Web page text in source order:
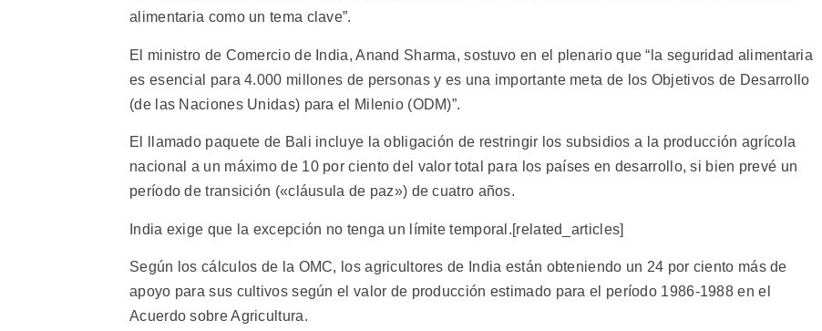
alimentaria como un tema clave”.
El ministro de Comercio de India, Anand Sharma, sostuvo en el plenario que “la seguridad alimentaria
es esencial para 4.000 millones de personas y es una importante meta de los Objetivos de Desarrollo
(de las Naciones Unidas) para el Milenio (ODM)”.
El llamado paquete de Bali incluye la obligación de restringir los subsidios a la producción agrícola
nacional a un máximo de 10 por ciento del valor total para los países en desarrollo, si bien prevé un
período de transición («cláusula de paz») de cuatro años.
India exige que la excepción no tenga un límite temporal.[related_articles]
Según los cálculos de la OMC, los agricultores de India están obteniendo un 24 por ciento más de
apoyo para sus cultivos según el valor de producción estimado para el período 1986-1988 en el
Acuerdo sobre Agricultura.